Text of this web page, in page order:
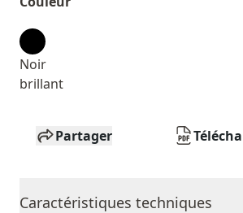
Noir
brillant
Partager
Caractéristiques techniques